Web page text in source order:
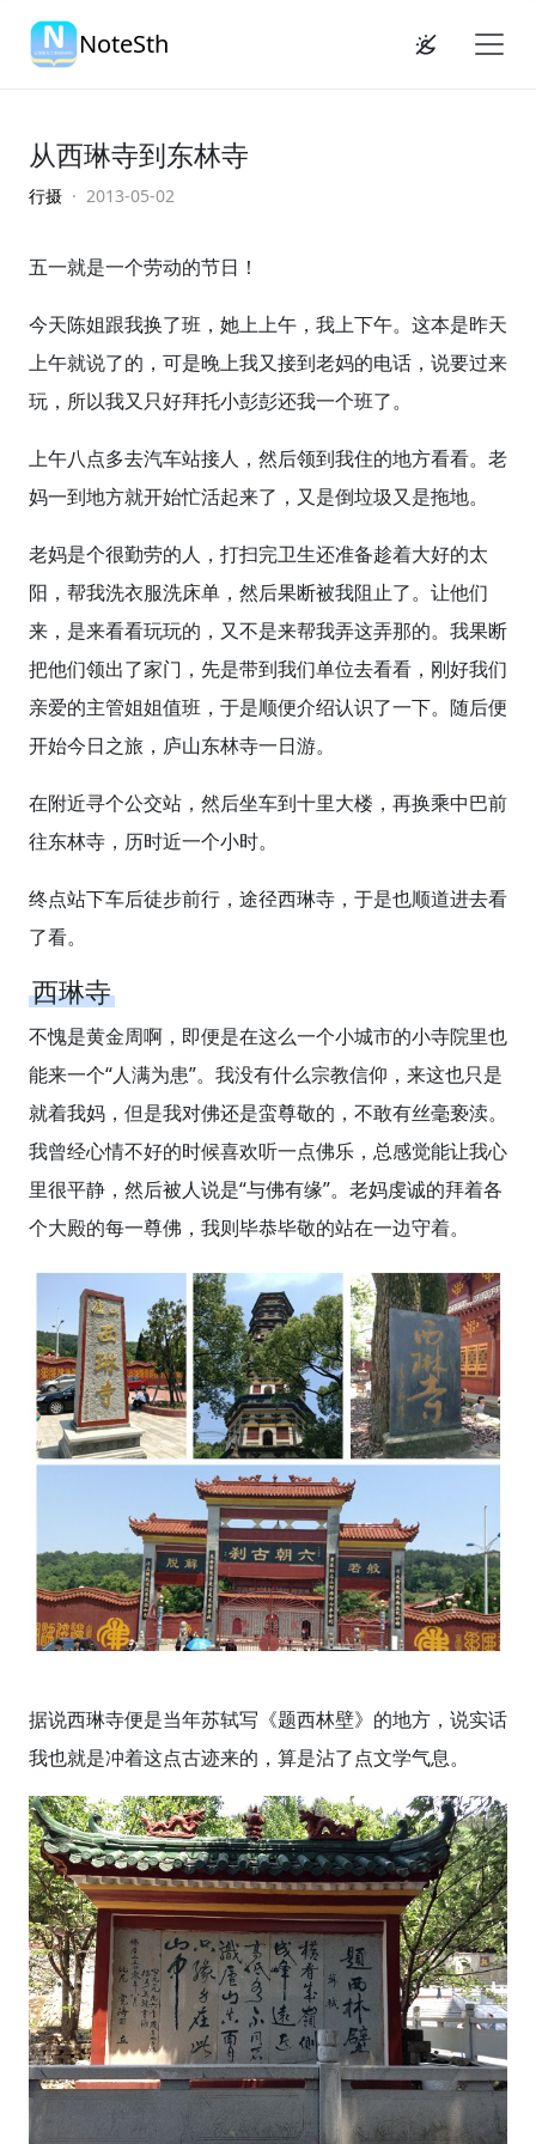
NoteSth
从西琳寺到东林寺
行摄 · 2013-05-02
五一就是一个劳动的节日！
今天陈姐跟我换了班，她上上午，我上下午。这本是昨天
上午就说了的，可是晚上我又接到老妈的电话，说要过来
玩，所以我又只好拜托小彭彭还我一个班了。
上午八点多去汽车站接人，然后领到我住的地方看看。老
妈一到地方就开始忙活起来了，又是倒垃圾又是拖地。
老妈是个很勤劳的人，打扫完卫生还准备趁着大好的太
阳，帮我洗衣服洗床单，然后果断被我阻止了。让他们
来，是来看看玩玩的，又不是来帮我弄这弄那的。我果断
把他们领出了家门，先是带到我们单位去看看，刚好我们
亲爱的主管姐姐值班，于是顺便介绍认识了一下。随后便
开始今日之旅，庐山东林寺一日游。
在附近寻个公交站，然后坐车到十里大楼，再换乘中巴前
往东林寺，历时近一个小时。
终点站下车后徒步前行，途径西琳寺，于是也顺道进去看
了看。
西琳寺
不愧是黄金周啊，即便是在这么一个小城市的小寺院里也
能来一个“人满为患”。我没有什么宗教信仰，来这也只是
就着我妈，但是我对佛还是蛮尊敬的，不敢有丝毫亵渎。
我曾经心情不好的时候喜欢听一点佛乐，总感觉能让我心
里很平静，然后被人说是“与佛有缘”。老妈虔诚的拜着各
个大殿的每一尊佛，我则毕恭毕敬的站在一边守着。
据说西琳寺便是当年苏轼写《题西林壁》的地方，说实话
我也就是冲着这点古迹来的，算是沾了点文学气息。